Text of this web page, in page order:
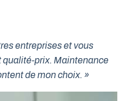
entreprises et vous
qualité-prix. Maintenance
de mon choix. »